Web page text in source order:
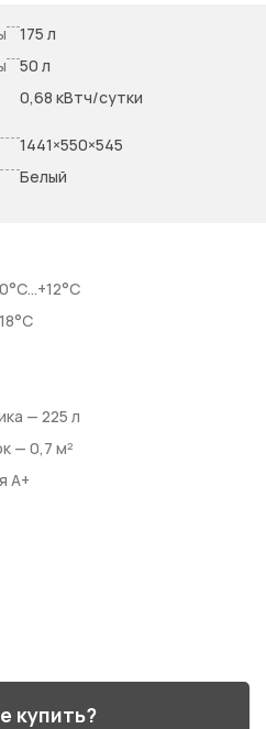
175 л
50 л
0,68 кВтч/сутки
1441×550×545
Белый
— 225 л
— 0,7 м²
А+
купить?